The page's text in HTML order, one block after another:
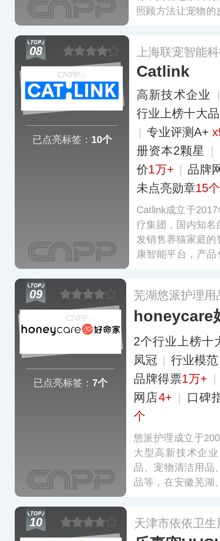
照顾方法让宠物
08
已点亮标签： 10个
上海联宠智能
Catlink
高新技术企业
行业上榜十大
| 专业评测A+
册资本2颗星
|
价1万+ | 品牌
未点亮勋章15个
Catlink成立于
疗集团，国内知
发销售养猫家庭
康智能平台，产
国家和地区，直
舍。更多
09
已点亮标签： 7个
芜湖悠派护理
honeycare
2个行业上榜十
凤冠 | 行业模
品牌得票1万+ |
网店4+ |
口碑
个
悠派护理成立于
大型高新技术企
品、宠物清洁用品
品等，在安徽芜湖
家和地区。更多
10 天津市依依卫